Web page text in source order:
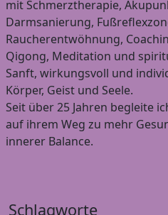
mit Schmerztherapie,
Darmsanierung,
Raucherentwöhnung,
Qigong, Meditation und
Sanft, wirkungsvoll und
Körper, Geist und Seele.
Seit über 25 Jahren begleite
auf ihrem Weg zu mehr
innerer Balance.
Schlagworte